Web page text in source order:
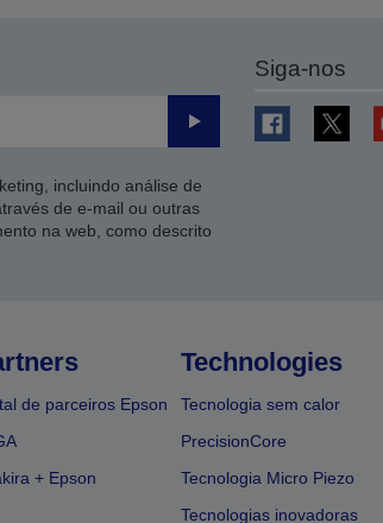
Enviar
incluindo análise de
de e-mail ou outras
na web, como descrito
Siga-nos
de parceiros Epson
+ Epson
Technologies
Tecnologia sem calor
PrecisionCore
Tecnologia Micro Piezo
Tecnologias inovadoras